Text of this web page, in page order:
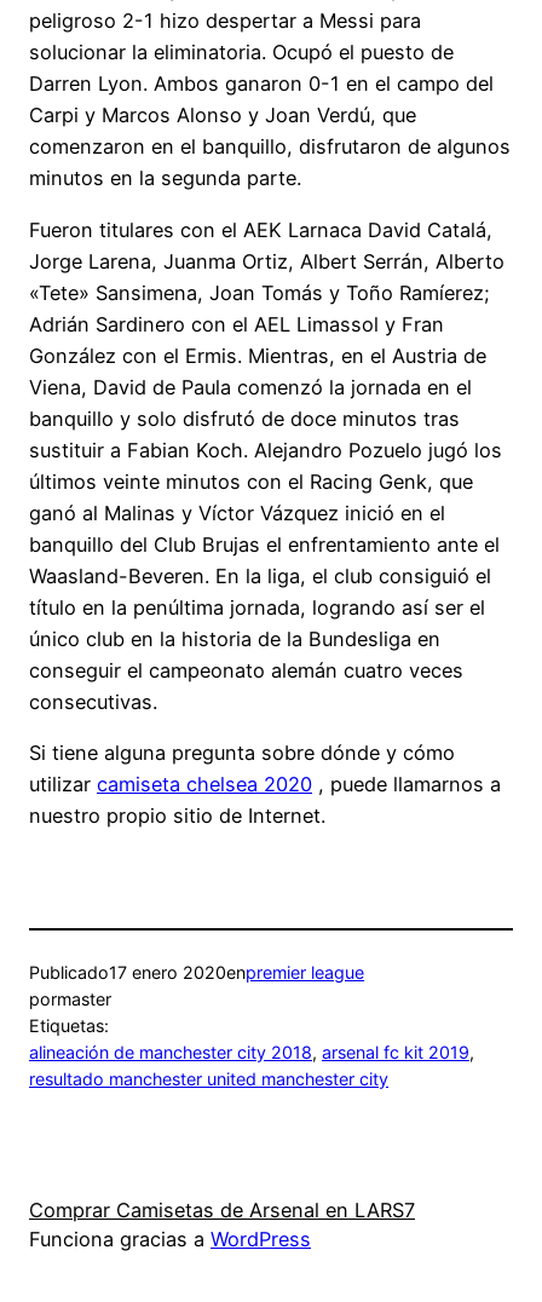
peligroso 2-1 hizo despertar a Messi para
solucionar la eliminatoria. Ocupó el puesto de
Darren Lyon. Ambos ganaron 0-1 en el campo del
Carpi y Marcos Alonso y Joan Verdú, que
comenzaron en el banquillo, disfrutaron de algunos
minutos en la segunda parte.
Fueron titulares con el AEK Larnaca David Catalá,
Jorge Larena, Juanma Ortiz, Albert Serrán, Alberto
«Tete» Sansimena, Joan Tomás y Toño Ramíerez;
Adrián Sardinero con el AEL Limassol y Fran
González con el Ermis. Mientras, en el Austria de
Viena, David de Paula comenzó la jornada en el
banquillo y solo disfrutó de doce minutos tras
sustituir a Fabian Koch. Alejandro Pozuelo jugó los
últimos veinte minutos con el Racing Genk, que
ganó al Malinas y Víctor Vázquez inició en el
banquillo del Club Brujas el enfrentamiento ante el
Waasland-Beveren. En la liga, el club consiguió el
título en la penúltima jornada, logrando así ser el
único club en la historia de la Bundesliga en
conseguir el campeonato alemán cuatro veces
consecutivas.
Si tiene alguna pregunta sobre dónde y cómo
utilizar camiseta chelsea 2020 , puede llamarnos a
nuestro propio sitio de Internet.
Publicado17 enero 2020enpremier league
pormaster
Etiquetas:
alineación de manchester city 2018, arsenal fc kit 2019
resultado manchester united manchester city
Comprar Camisetas de Arsenal en LARS7
Funciona gracias a WordPress